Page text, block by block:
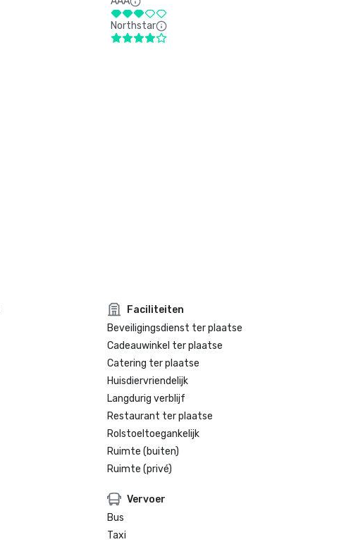
Northstar
Faciliteiten
Beveiligingsdienst ter plaatse
Cadeauwinkel ter plaatse
Catering ter plaatse
Huisdiervriendelijk
Langdurig verblijf
Restaurant ter plaatse
Rolstoeltoegankelijk
Ruimte (buiten)
Ruimte (privé)
Vervoer
Bus
Taxi